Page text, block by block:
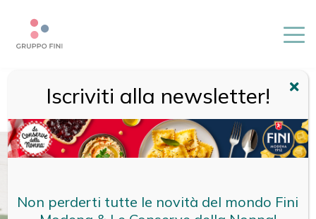
RICETTE/RICETTE CDN /FAGOTTINI DI SFOGLIA
CON BRIE E RAGÙ SPECK E FUNGHI
Iscriviti alla newsletter!
Non perderti tutte le novità del mondo Fini